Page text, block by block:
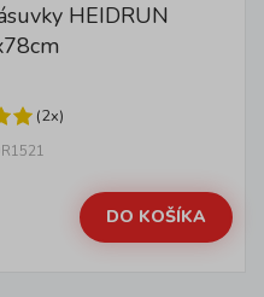
HEIDRUN
(2x)
DO KOŠÍKA